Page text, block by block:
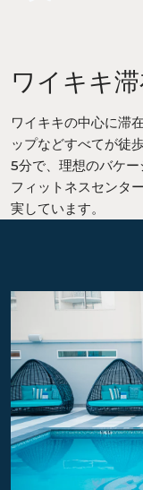
ワイキキ
ワイキキの中心に滞
ップなどすべてが徒
5分で、理想のバケ
フィットネスセンタ
実しています。